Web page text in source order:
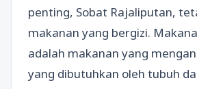
penting, Sobat Rajaliputan,
makanan yang bergizi.
adalah makanan yang
yang dibutuhkan oleh tubuh